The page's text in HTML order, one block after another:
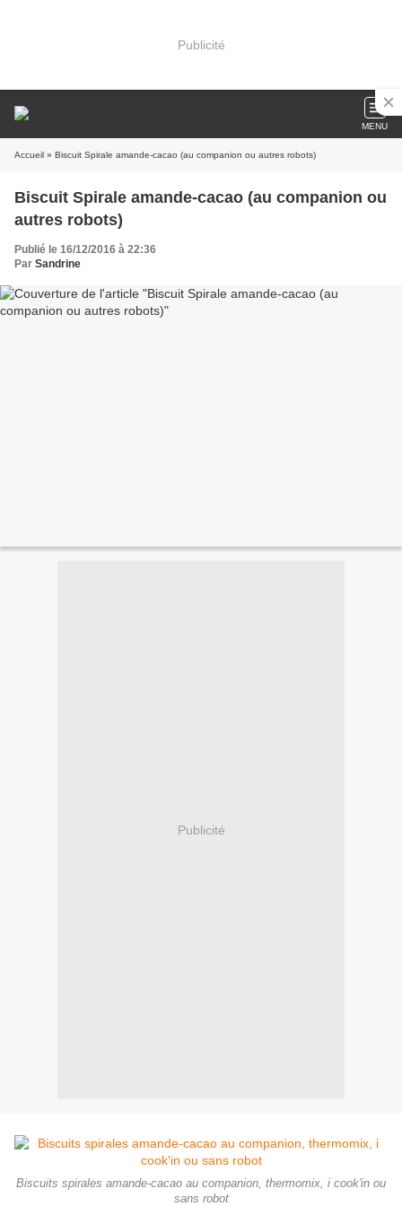
Publicité
MENU
Accueil » Biscuit Spirale amande-cacao (au companion ou autres robots)
Biscuit Spirale amande-cacao (au companion ou
autres robots)
Publié le 16/12/2016 à 22:36
Par Sandrine
Publicité
Biscuits spirales amande-cacao au companion, thermomix, i cook'in ou
sans robot